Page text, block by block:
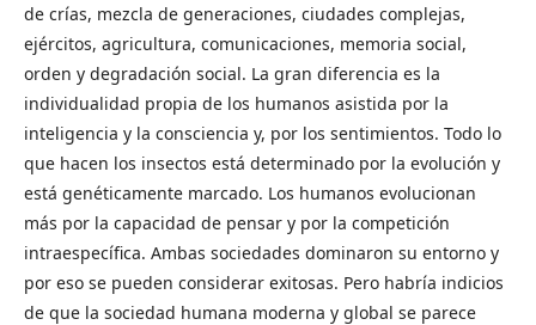
de crías, mezcla de generaciones, ciudades complejas,
ejércitos, agricultura, comunicaciones, memoria social,
orden y degradación social. La gran diferencia es la
individualidad propia de los humanos asistida por la
inteligencia y la consciencia y, por los sentimientos. Todo lo
que hacen los insectos está determinado por la evolución y
está genéticamente marcado. Los humanos evolucionan
más por la capacidad de pensar y por la competición
intraespecífica. Ambas sociedades dominaron su entorno y
por eso se pueden considerar exitosas. Pero habría indicios
de que la sociedad humana moderna y global se parece